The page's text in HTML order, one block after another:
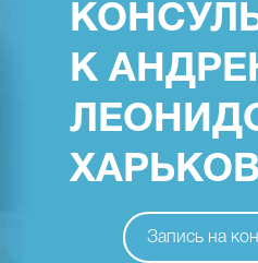
К
Запись на